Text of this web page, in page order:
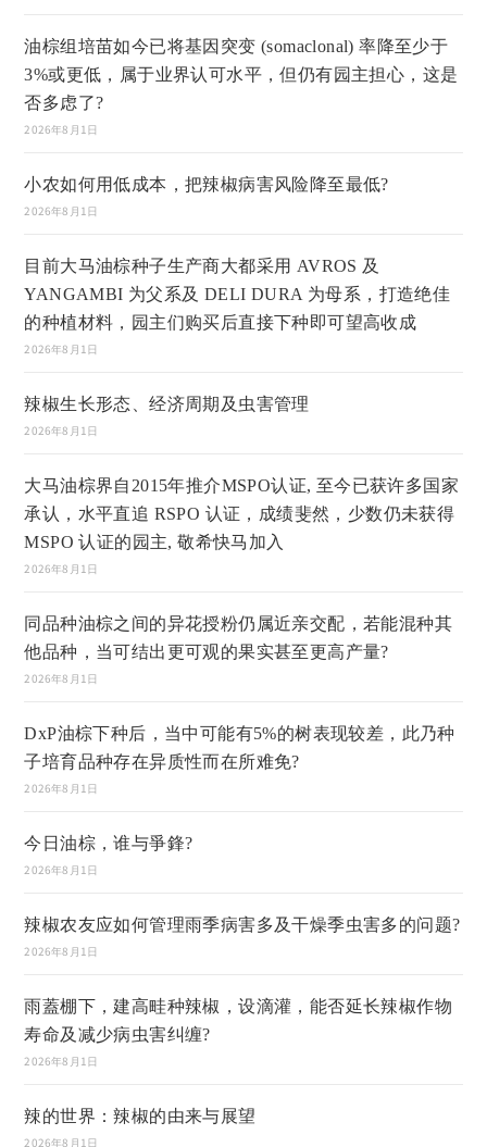
油棕组培苗如今已将基因突变 (somaclonal) 率降至少于
3%或更低，属于业界认可水平，但仍有园主担心，这是
否多虑了?
2026年8月1日
小农如何用低成本，把辣椒病害风险降至最低?
2026年8月1日
目前大马油棕种子生产商大都采用 AVROS 及
YANGAMBI 为父系及 DELI DURA 为母系，打造绝佳
的种植材料，园主们购买后直接下种即可望高收成
2026年8月1日
辣椒生长形态、经济周期及虫害管理
2026年8月1日
大马油棕界自2015年推介MSPO认证, 至今已获许多国家
承认，水平直追 RSPO 认证，成绩斐然，少数仍未获得
MSPO 认证的园主, 敬希快马加入
2026年8月1日
同品种油棕之间的异花授粉仍属近亲交配，若能混种其
他品种，当可结出更可观的果实甚至更高产量?
2026年8月1日
DxP油棕下种后，当中可能有5%的树表现较差，此乃种
子培育品种存在异质性而在所难免?
2026年8月1日
今日油棕，谁与爭鋒?
2026年8月1日
辣椒农友应如何管理雨季病害多及干燥季虫害多的问题?
2026年8月1日
雨蓋棚下，建高畦种辣椒，设滴灌，能否延长辣椒作物
寿命及减少病虫害纠缠?
2026年8月1日
辣的世界：辣椒的由来与展望
2026年8月1日